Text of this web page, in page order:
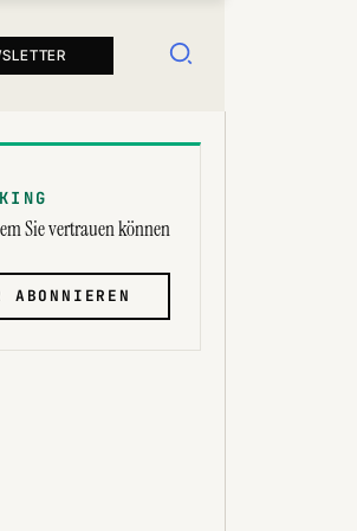
Suchen
Sie vertrauen können
ABONNIEREN